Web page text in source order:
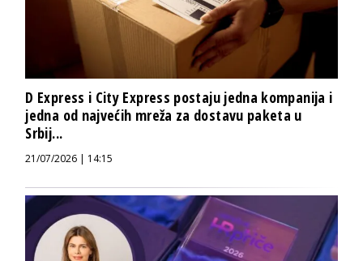
D Express i City Express postaju jedna kompanija i
jedna od najvećih mreža za dostavu paketa u
Srbij...
21/07/2026 | 14:15